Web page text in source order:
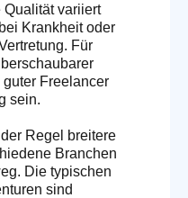
Qualität variiert
Krankheit oder
Für
Freelancer
sein.
Regel breitere
Branchen
Die typischen
sind